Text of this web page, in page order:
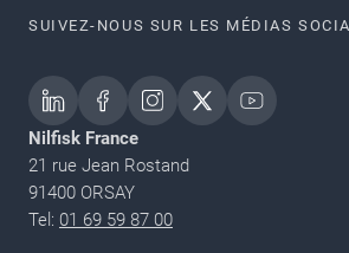
SUIVEZ-NOUS SUR LES MÉDIAS
Nilfisk France
21 rue Jean Rostand
91400 ORSAY
Tel: 01 69 59 87 00